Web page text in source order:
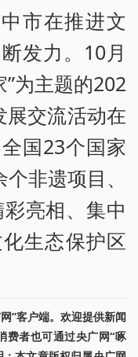
市在推进文
发力。10月
”为主题的202
交流活动在
国23个国家
非遗项目、
亮相、集中
生态保护区
”客户端。欢迎提供新闻
费者也可通过央广网“啄